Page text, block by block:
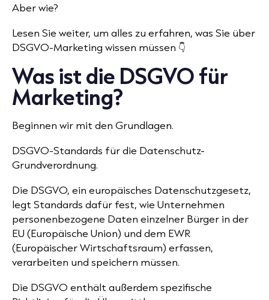
Aber wie?
Lesen Sie weiter, um alles zu erfahren, was Sie über
DSGVO-Marketing wissen müssen 👇
Was ist die DSGVO für
Marketing?
Beginnen wir mit den Grundlagen.
DSGVO-Standards für die Datenschutz-
Grundverordnung.
Die DSGVO, ein europäisches Datenschutzgesetz,
legt Standards dafür fest, wie Unternehmen
personenbezogene Daten einzelner Bürger in der
EU (Europäische Union) und dem EWR
(Europäischer Wirtschaftsraum) erfassen,
verarbeiten und speichern müssen.
Die DSGVO enthält außerdem spezifische